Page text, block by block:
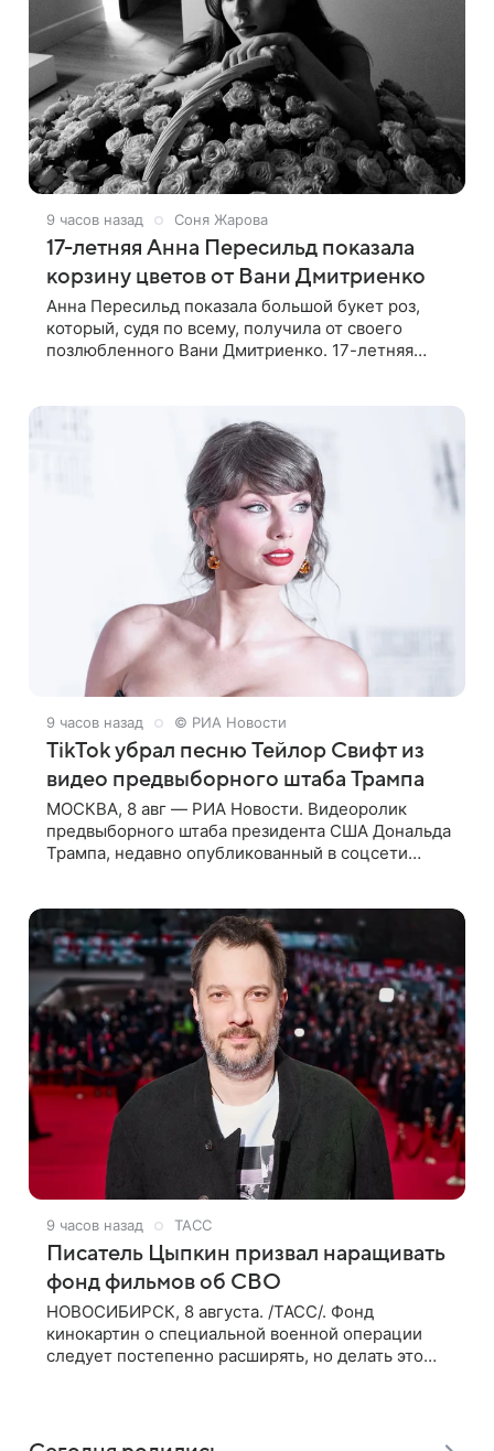
9 часов назад Соня Жарова
17-летняя Анна Пересильд показала
корзину цветов от Вани Дмитриенко
Анна Пересильд показала большой букет роз,
который, судя по всему, получилa от своего
позлюбленного Вани Дмитриенко. 17-летняя
9 часов назад © РИА Новости
TikTok убрал песню Тейлор Свифт из
видео предвыборного штаба Трампа
МОСКВА, 8 авг — РИА Новости. Видеоролик
предвыборного штаба президента США Дональда
Трампа, недавно опубликованный в соцсети
9 часов назад ТАСС
Писатель Цыпкин призвал наращивать
фонд фильмов об СВО
НОВОСИБИРСК, 8 августа. /ТАСС/. Фонд
кинокартин о специальной военной операции
следует постепенно расширять, но делать это